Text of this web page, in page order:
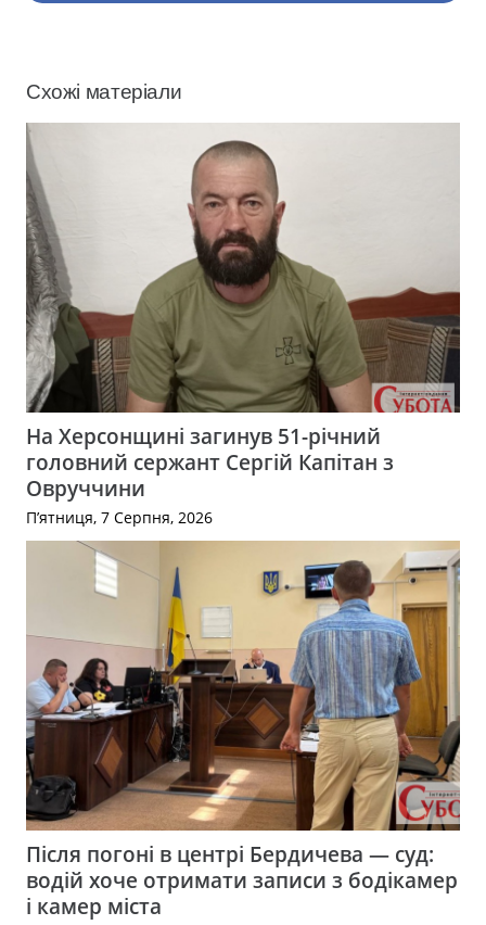
Схожі матеріали
На Херсонщині загинув 51-річний
головний сержант Сергій Капітан з
Овруччини
П’ятниця, 7 Серпня, 2026
Після погоні в центрі Бердичева — суд:
водій хоче отримати записи з бодікамер
і камер міста